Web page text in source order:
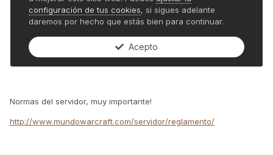
Normas del servidor, muy importante!
http://www.mundowarcraft.com/servidor/reglamento/